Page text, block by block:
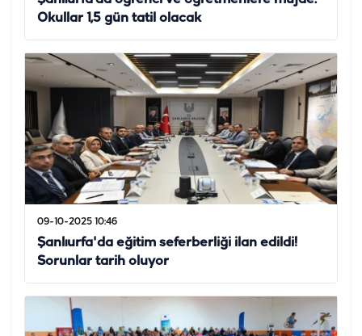
Okullar 1,5 gün tatil olacak
09-10-2025 10:46
Şanlıurfa'da eğitim seferberliği ilan edildi!
Sorunlar tarih oluyor